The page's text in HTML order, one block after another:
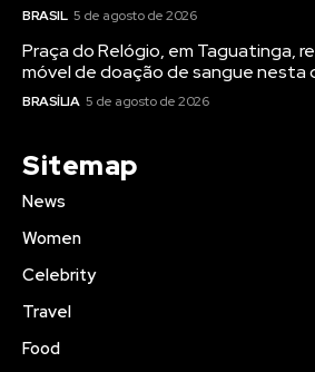
BRASIL 5 de agosto de 2026
Praça do Relógio, em Taguatinga,
móvel de doação de sangue
BRASÍLIA 5 de agosto de 2026
Sitemap
News
Women
Celebrity
Travel
Food